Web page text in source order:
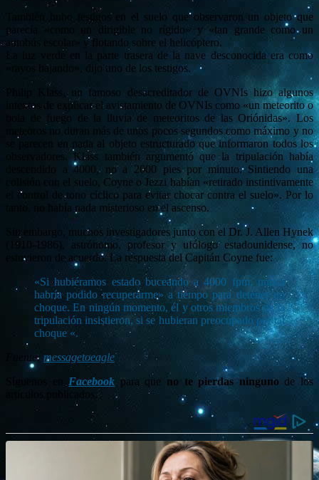
También hubo testigos en el suelo que observaron un objeto que
parecía «como un dirigible no rígido» y «tan grande como un
autobús escolar» y flotando sobre el helicóptero.
La luz verde en la parte trasera de la nave desconocida era como
«rayos bajando», dijo uno de los testigos.
Philip Klass, un famoso desacreditador de OVNIs hizo algunos
intentos de explicar el avistamiento de OVNIs como «un meteorito o
bola de fuego de la lluvia de meteoritos de las Oriónidas». Los
meteoros no duran más de unos pocos segundos como máximo y no
se parecen en nada al objeto estructurado que informaron todos los
observadores. Klass también argumentó que la tripulación había
descendido a 4000, no a 2000 pies por minuto. Sintiendo una
colisión con el suelo, Coyne o Jezzi habían «retirado instintivamente
el control de tono cíclico para evitar chocar contra el suelo». Por lo
tanto, no había nada misterioso en el ascenso.
Sin embargo, muchos investigadores junto con el Dr. J. Allen Hynek
(1910-1986), astrónomo, profesor y ufólogo estadounidense, no
estuvieron de acuerdo. La respuesta del Capitán Coyne fue:
«Si hubiéramos estado buceando a 4000 fpm, nunca
habría podido recuperarme» a tiempo para detener un
choque. En ningún momento, él y otros miembros de la
tripulación insistieron, si se hubieran preocupado por tal
choque «.
Fuente: messagetoeagle
Síguenos enFacebook para que no te pierdas ningunode los